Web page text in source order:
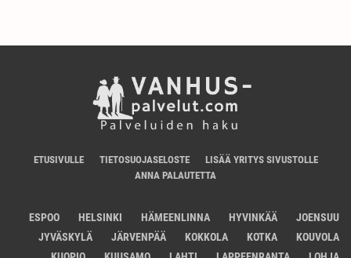
ETUSIVULLE TIETOSUOJASELOSTE
LISÄÄ YRITYS SIVUSTOLLE
ANNA PALAUTETTA
ESPOO HELSINKI HÄMEENLINNA HYVINKÄÄ
JOENSUU
JYVÄSKYLÄ
JÄRVENPÄÄ KOKKOLA KOTKA
KOUVOLA